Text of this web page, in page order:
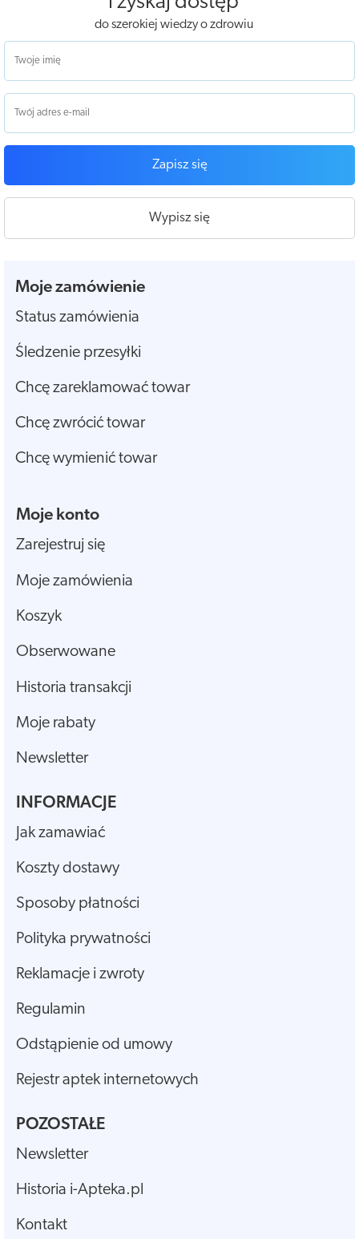
do szerokiej wiedzy o zdrowiu
Zapisz się
Wypisz się
Moje zamówienie
Status zamówienia
Śledzenie przesyłki
Chcę zareklamować towar
Chcę zwrócić towar
Chcę wymienić towar
Moje konto
Zarejestruj się
Moje zamówienia
Koszyk
Obserwowane
Historia transakcji
Moje rabaty
Newsletter
INFORMACJE
Jak zamawiać
Koszty dostawy
Sposoby płatności
Polityka prywatności
Reklamacje i zwroty
Regulamin
Odstąpienie od umowy
Rejestr aptek internetowych
POZOSTAŁE
Newsletter
Historia i-Apteka.pl
Kontakt